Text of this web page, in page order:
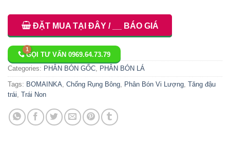
ĐẶT MUA TẠI ĐÂY / __ BÁO GIÁ
GỌI TƯ VẤN 0969.64.73.79
Categories: PHÂN BÓN GỐC PHÂN BÓN LÁ
Tags: BOMAINKA Chống Rụng Bông Phân Bón Vi Lượng Tăng đậu
trái Trái Non